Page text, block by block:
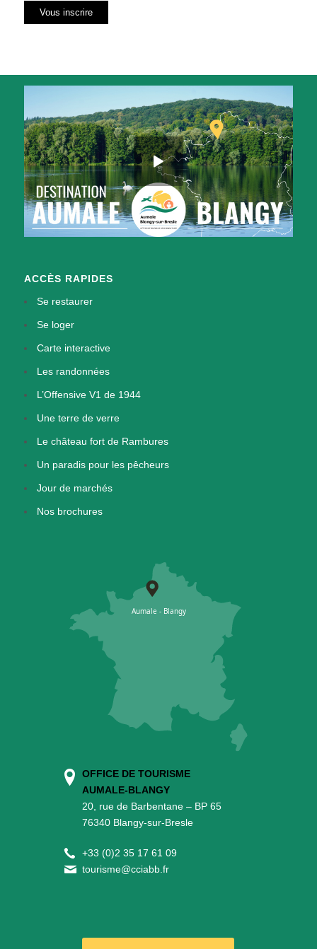
ACCÈS RAPIDES
Se restaurer
Se loger
Carte interactive
Les randonnées
L’Offensive V1 de 1944
Une terre de verre
Le château fort de Rambures
Un paradis pour les pêcheurs
Jour de marchés
Nos brochures
OFFICE DE TOURISME
AUMALE-BLANGY
20, rue de Barbentane – BP 65
76340 Blangy-sur-Bresle
+33 (0)2 35 17 61 09
tourisme@cciabb.fr